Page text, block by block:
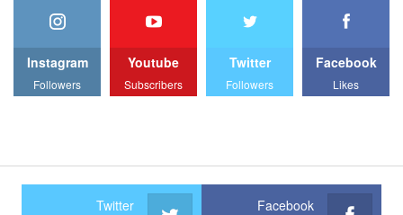
Facebook
Likes
Twitter
Followers
Youtube
Subscribers
Instagram
Followers
Facebook
Twitter